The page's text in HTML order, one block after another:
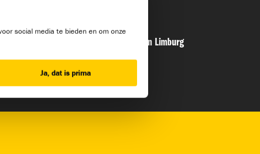
social media te bieden en om onze
Ja, dat is prima
Procedure ziekmelden BOL – Bouwmensen Limburg